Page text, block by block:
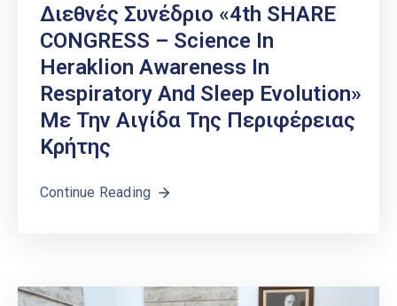
Διεθνές Συνέδριο «4th SHARE
CONGRESS – Science In
Heraklion Awareness In
Respiratory And Sleep Evolution»
Με Την Αιγίδα Της Περιφέρειας
Κρήτης
Continue Reading